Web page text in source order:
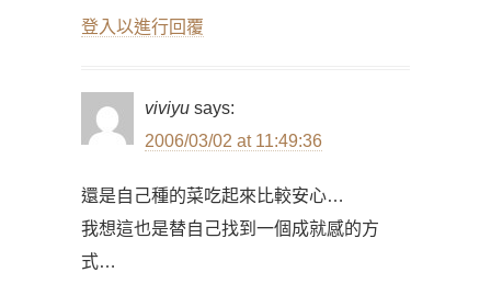
登入以進行回覆
viviyu says:
2006/03/02 at 11:49:36
還是自己種的菜吃起來比較安心…
我想這也是替自己找到一個成就感的方
式…